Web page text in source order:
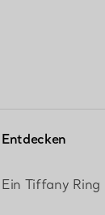
Entdecken
Ein Tiffany Ring